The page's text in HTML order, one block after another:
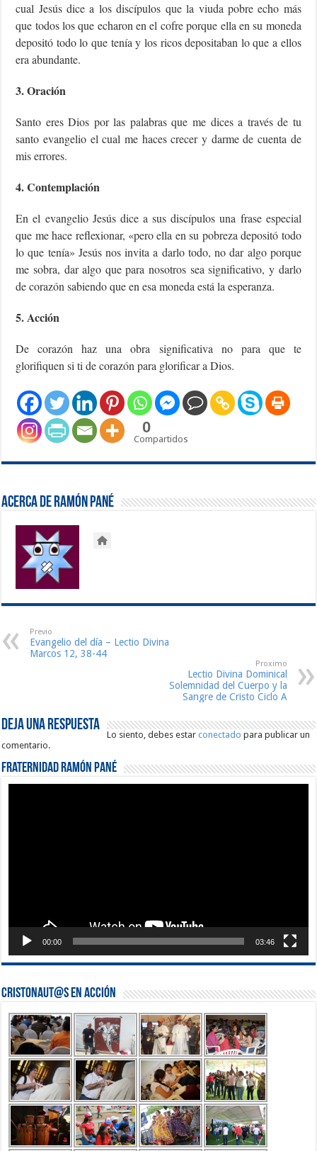
cual Jesús dice a los discípulos que la viuda pobre echo más
que todos los que echaron en el cofre porque ella en su moneda
depositó todo lo que tenía y los ricos depositaban lo que a ellos
era abundante.
3. Oración
Santo eres Dios por las palabras que me dices a través de tu
santo evangelio el cual me haces crecer y darme de cuenta de
mis errores.
4. Contemplación
En el evangelio Jesús dice a sus discípulos una frase especial
que me hace reflexionar, «pero ella en su pobreza depositó todo
lo que tenía» Jesús nos invita a darlo todo, no dar algo porque
me sobra, dar algo que para nosotros sea significativo, y darlo
de corazón sabiendo que en esa moneda está la esperanza.
5. Acción
De corazón haz una obra significativa no para que te
glorifiquen si ti de corazón para glorificar a Dios.
0
Compartidos
Acerca de Ramón Pané
Previo
Evangelio del día – Lectio Divina
Marcos 12, 38-44
Proximo
Lectio Divina Dominical
Solemnidad del Cuerpo y la
Sangre de Cristo Ciclo A
Deja una respuesta
Lo siento, debes estarconectado para publicar un
comentario.
Fraternidad Ramón Pané
00:00 03:46
Cristonaut@s en Acción